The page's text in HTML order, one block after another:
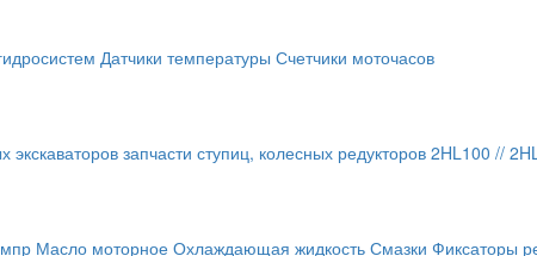
Датчики температуры Счетчики моточасов
экскаваторов запчасти ступиц, колесных редукторов 2HL100 //
Масло моторное Охлаждающая жидкость Смазки Фиксаторы